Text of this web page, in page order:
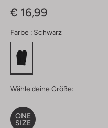
€ 16,99
Farbe : Schwarz
Wähle deine Größe:
ONE
SIZE